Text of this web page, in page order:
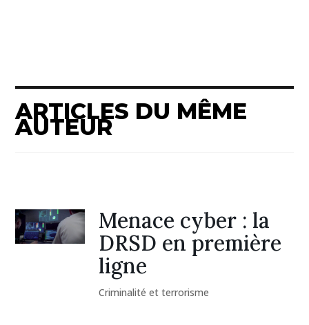
ARTICLES DU MÊME
AUTEUR
Menace cyber : la
DRSD en première
ligne
Criminalité et terrorisme